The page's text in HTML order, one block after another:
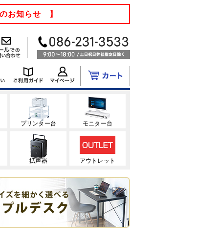
お知らせ 】
プリンター台 モニター台
拡声器 アウトレット